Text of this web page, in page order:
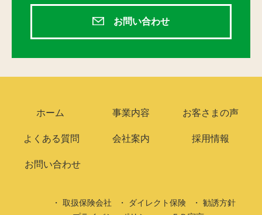
お問い合わせ
ホーム 事業内容 お客さまの声
よくある質問 会社案内 採用情報
お問い合わせ
取扱保険会社 ダイレクト保険
勧誘方針